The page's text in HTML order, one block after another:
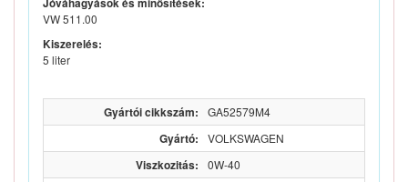
Jóváhagyások és minősítések:
VW 511.00
Kiszerelés:
5 liter
Gyártói cikkszám: GA52579M4
Gyártó: VOLKSWAGEN
Viszkozitás: 0W-40